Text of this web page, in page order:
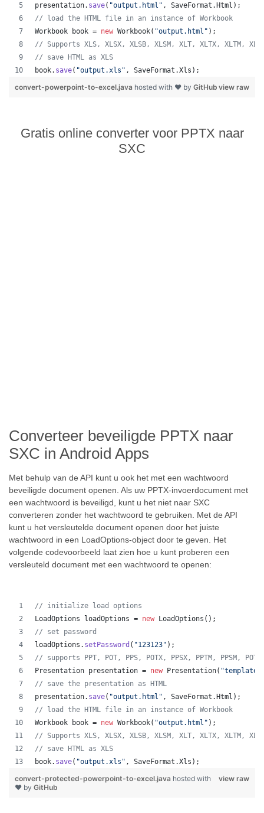
presentation. save( "output.html" , SaveFormat . Html );
// load the HTML file in an instance of Workbook
Workbook
book = new Workbook( "output.html" );
// Supports XLS, XLSX, XLSB, XLSM, XLT, XLTX, XLTM,
// save HTML as XLS
book. save( "output.xls" , SaveFormat .Xls );
view raw
convert-powerpoint-to-excel.java hosted with ❤ by GitHub
Gratis online converter voor PPTX naar
SXC
Converteer beveiligde PPTX naar
SXC in Android Apps
Met behulp van de API kunt u ook het met een wachtwoord
beveiligde document openen. Als uw PPTX-invoerdocument met
een wachtwoord is beveiligd, kunt u het niet naar SXC
converteren zonder het wachtwoord te gebruiken. Met de API
kunt u het versleutelde document openen door het juiste
wachtwoord in een LoadOptions-object door te geven. Het
volgende codevoorbeeld laat zien hoe u kunt proberen een
versleuteld document met een wachtwoord te openen:
// initialize load options
LoadOptions
loadOptions = new LoadOptions ();
// set password
loadOptions . setPassword ( "123123" );
// supports PPT, POT, PPS, POTX, PPSX, PPTM, PPSM,
Presentation presentation = new Presentation(
// save the presentation as HTML
presentation. save( "output.html" , SaveFormat . Html );
// load the HTML file in an instance of Workbook
Workbook
book = new Workbook( "output.html" );
// Supports XLS, XLSX, XLSB, XLSM, XLT, XLTX, XLTM,
// save HTML as XLS
book. save( "output.xls" , SaveFormat .Xls );
view raw
convert-protected-powerpoint-to-excel.java hosted with
❤ by GitHub